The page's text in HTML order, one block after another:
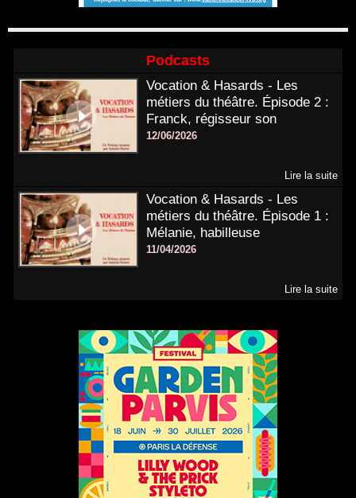
Podcasts
Vocation & Hasards - Les
métiers du théâtre. Épisode 2 :
Franck, régisseur son
12/06/2026
Lire la suite
Vocation & Hasards - Les
métiers du théâtre. Épisode 1 :
Mélanie, habilleuse
11/04/2026
Lire la suite